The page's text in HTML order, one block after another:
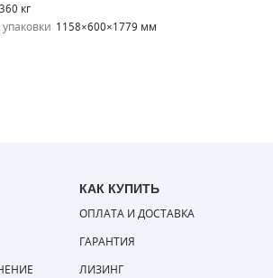
360 кг
1158×600×1779 мм
КАК КУПИТЬ
ОПЛАТА И ДОСТАВКА
ГАРАНТИЯ
ЛИЗИНГ